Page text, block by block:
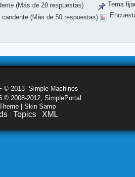
(Más de 20 respuestas)
candente (Más de 50 respuestas)
Tema
© 2013 Simple Machines
© 2008-2012, SimplePortal
| Skin Samp
Topics XML